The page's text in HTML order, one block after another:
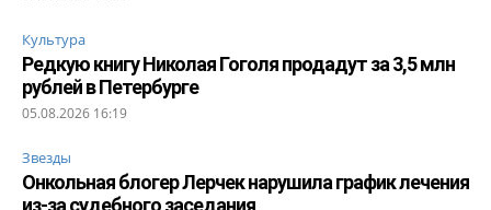
Культура
Редкую книгу Николая Гоголя продадут за 3,5 млн
рублей в Петербурге
05.08.2026 16:19
Звезды
Онкольная блогер Лерчек нарушила график лечения
из-за судебного заседания